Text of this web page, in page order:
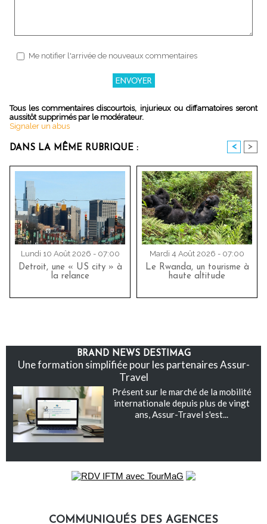
Me notifier l'arrivée de nouveaux commentaires
Tous les commentaires discourtois, injurieux ou diffamatoires seront
aussitôt supprimés par le modérateur.
Signaler un abus
DANS LA MÊME RUBRIQUE : < >
Lundi 10 Août 2026 - 07:00
Detroit, une « US city » à
la relance
Mardi 4 Août 2026 - 07:00
Le Rwanda, un tourisme à
haute altitude
BRAND NEWS DESTIMAG
Une formation simplifiée pour les partenaires Assur-
Travel
Présent sur le marché de la mobilité
internationale depuis plus de vingt
ans, Assur-Travel s'est...
COMMUNIQUÉS DES AGENCES